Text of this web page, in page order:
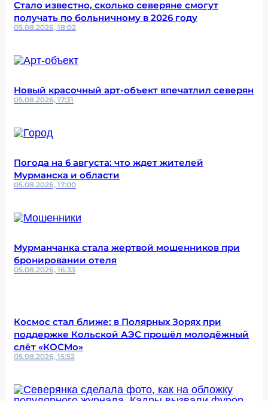
Стало известно, сколько северяне смогут
получать по больничному в 2026 году
05.08.2026, 18:02
Новый красочный арт-объект впечатлил северян
05.08.2026, 17:31
Погода на 6 августа: что ждет жителей
Мурманска и области
05.08.2026, 17:00
Мурманчанка стала жертвой мошенников при
бронировании отеля
05.08.2026, 16:33
Космос стал ближе: в Полярных Зорях при
поддержке Кольской АЭС прошёл молодёжный
слёт «КОСМо»
05.08.2026, 15:52